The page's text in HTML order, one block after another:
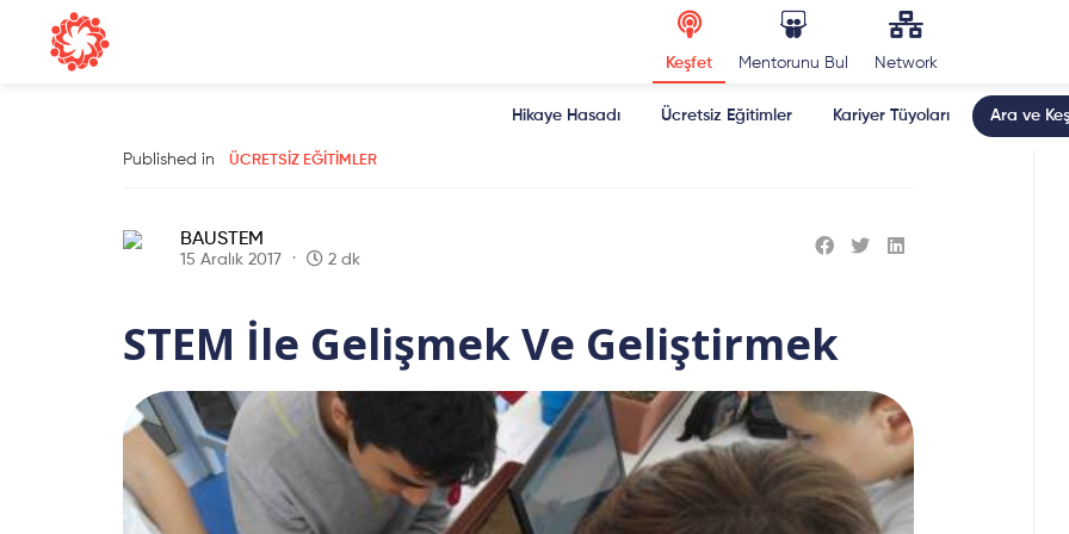
Keşfet Mentorunu Bul Network
Hikaye Hasadı Ücretsiz Eğitimler Kariyer Tüyoları Ara ve
Published in ÜCRETSIZ EĞITIMLER
BAUSTEM
15 Aralık 2017 2 dk
STEM İle Gelişmek Ve Geliştirmek